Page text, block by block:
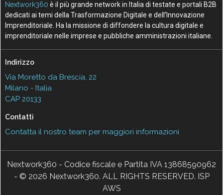
Nextwork360 è il più grande network in Italia di testate e portali B2B
dedicati ai temi della Trasformazione Digitale e dell’Innovazione
Imprenditoriale. Ha la missione di diffondere la cultura digitale e
imprenditoriale nelle imprese e pubbliche amministrazioni italiane.
Indirizzo
Via Moretto da Brescia, 22
Milano - Italia
CAP 20133
Contatti
Contatta il nostro team per maggiori informazioni
Nextwork360 - Codice fiscale e Partita IVA 13868590962
- © 2026 Nextwork360. ALL RIGHTS RESERVED. ISP
AWS